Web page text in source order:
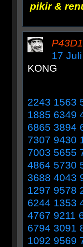
pikir &
P43D1
17
KONG
2243 1563
1885 6349
6865 3894
7307 9430
7003 5655
4864 5730
3688 4043
1297 9578
6244 1353
4767 9211
6794 3091
1092 9569